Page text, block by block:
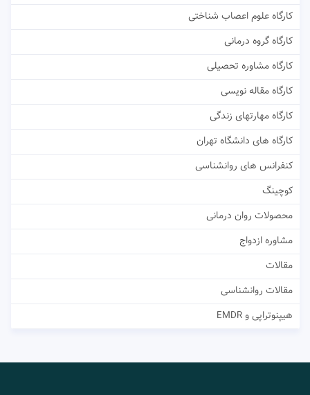
کارگاه علوم اعصاب شناختی
کارگاه گروه درمانی
کارگاه مشاوره تحصیلی
کارگاه مقاله نویسی
کارگاه مهارتهای زندگی
کارگاه های دانشگاه تهران
کنفرانس های روانشناسی
کوچینگ
محصولات روان درمانی
مشاوره ازدواج
مقالات
مقالات روانشناسی
هیپنوتراپی و EMDR